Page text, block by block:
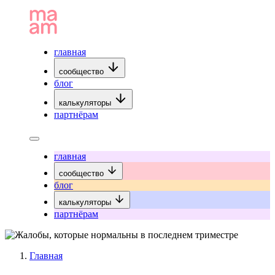
главная
сообщество
блог
калькуляторы
партнёрам
главная
сообщество
блог
калькуляторы
партнёрам
Главная